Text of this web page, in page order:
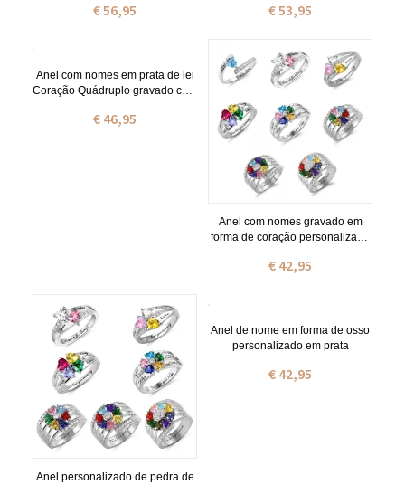
€ 56,95 € 53,95
Anel com nomes em prata de lei
Coração Quádruplo gravado com
€ 46,95
Anel com nomes gravado em
forma de coração personalizado
€ 42,95
Anel personalizado de pedra de
Anel de nome em forma de osso
personalizado em prata
€ 42,95